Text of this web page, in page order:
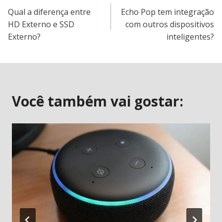
de
Post
Qual a diferença entre
HD Externo e SSD
Externo?
Echo Pop tem integração
com outros dispositivos
inteligentes?
Você também vai gostar: